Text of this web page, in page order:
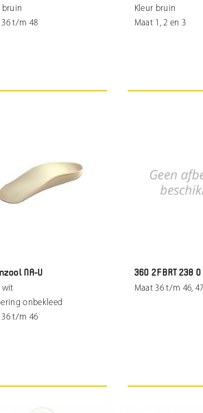
bruin
36 t/m 48
Kleur bruin
Maat 1, 2 en 3
NA-U
wit
onbekleed
36 t/m 46
360 2F BRT 238
Maat 36 t/m 46,